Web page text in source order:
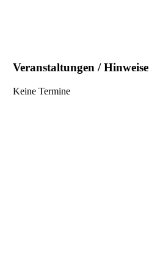
Veranstaltungen / Hinweise
Keine Termine